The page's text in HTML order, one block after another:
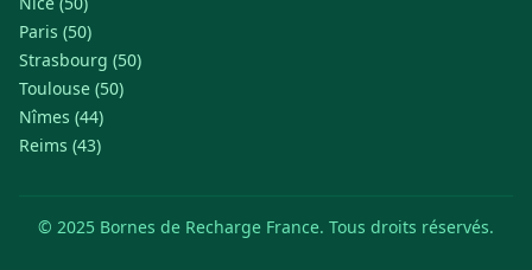
Paris (50)
Strasbourg (50)
Toulouse (50)
Nîmes (44)
Reims (43)
© 2025 Bornes de Recharge France. Tous droits réservés.